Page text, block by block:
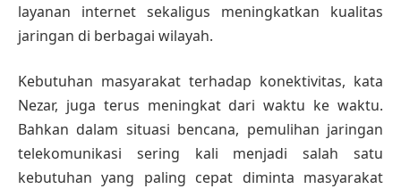
layanan internet sekaligus meningkatkan kualitas
jaringan di berbagai wilayah.
Kebutuhan masyarakat terhadap konektivitas, kata
Nezar, juga terus meningkat dari waktu ke waktu.
Bahkan dalam situasi bencana, pemulihan jaringan
telekomunikasi sering kali menjadi salah satu
kebutuhan yang paling cepat diminta masyarakat